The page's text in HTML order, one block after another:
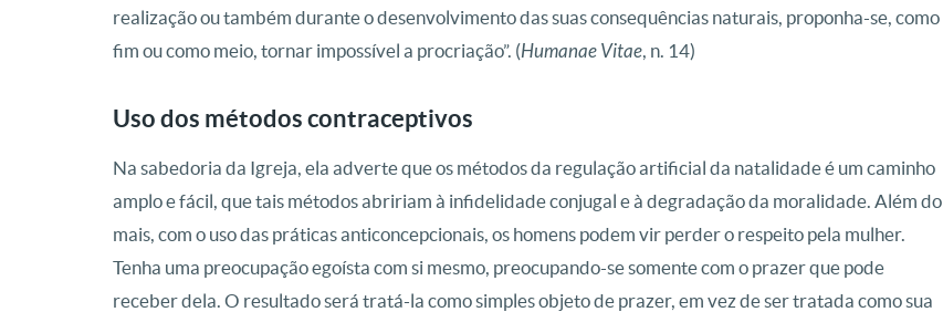
realização ou também durante o desenvolvimento das suas consequências naturais, proponha-se, como
fim ou como meio, tornar impossível a procriação”. (Humanae Vitae , n. 14)
Uso dos métodos contraceptivos
Na sabedoria da Igreja, ela adverte que os métodos da regulação artificial da natalidade é um caminho
amplo e fácil, que tais métodos abririam à infidelidade conjugal e à degradação da moralidade. Além do
mais, com o uso das práticas anticoncepcionais, os homens podem vir perder o respeito pela mulher.
Tenha uma preocupação egoísta com si mesmo, preocupando-se somente com o prazer que pode
receber dela. O resultado será tratá-la como simples objeto de prazer, em vez de ser tratada como sua